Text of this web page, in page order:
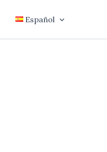
Español